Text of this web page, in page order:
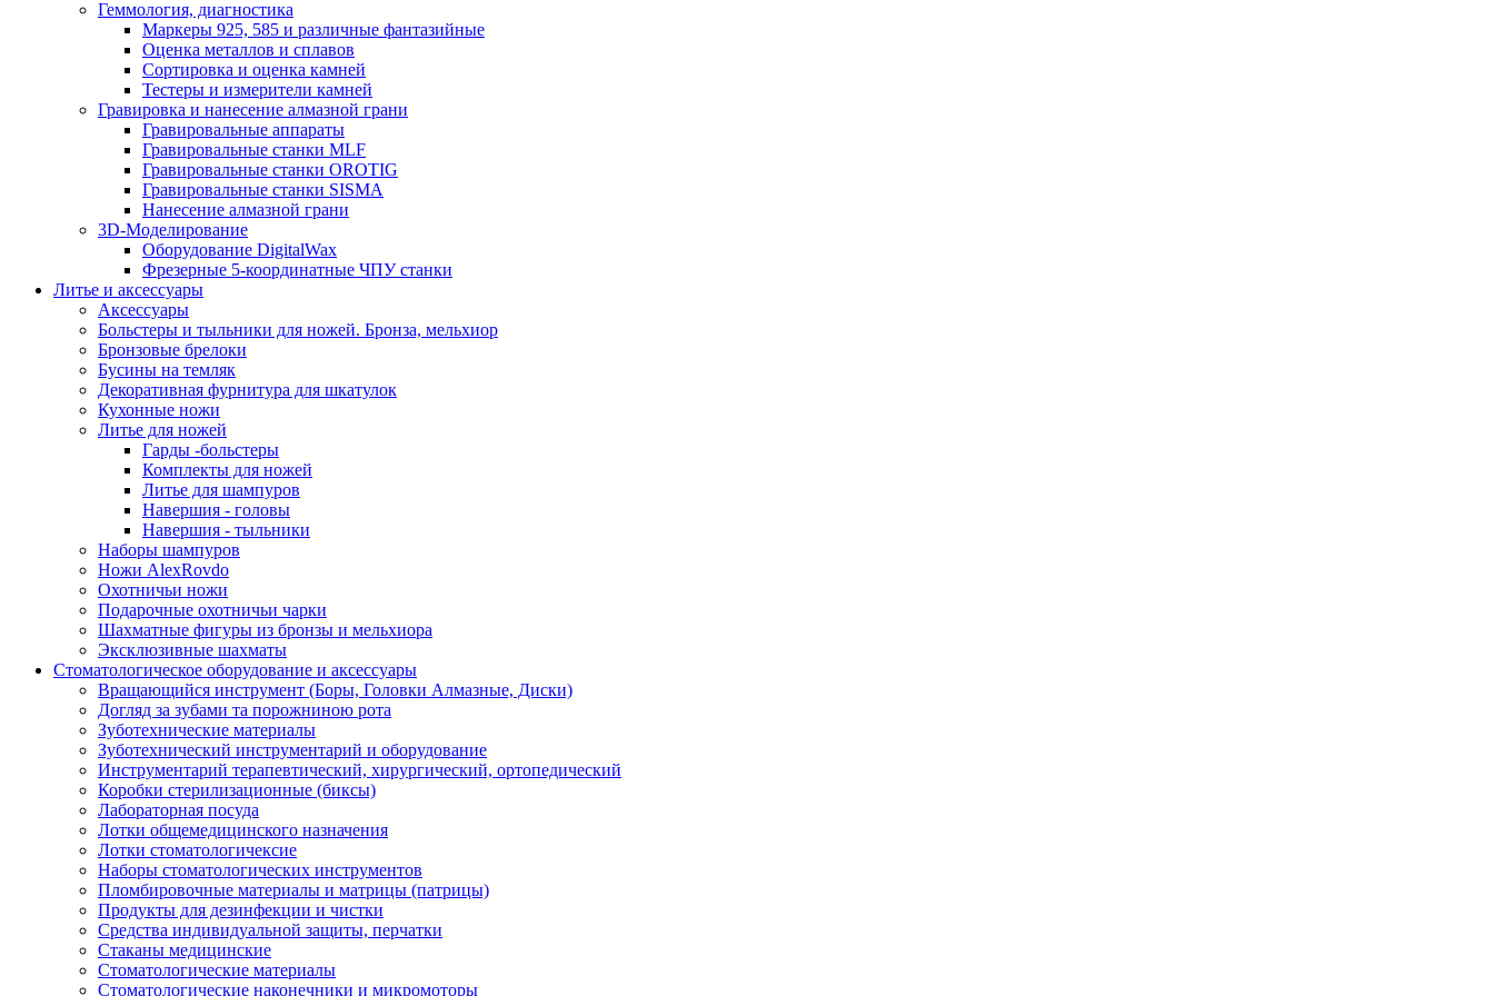
Геммология, диагностика
Маркеры 925, 585 и различные фантазийные
Оценка металлов и сплавов
Сортировка и оценка камней
Тестеры и измерители камней
Гравировка и нанесение алмазной грани
Гравировальные аппараты
Гравировальные станки MLF
Гравировальные станки OROTIG
Гравировальные станки SISMA
Нанесение алмазной грани
3D-Моделирование
Оборудование DigitalWax
Фрезерные 5-координатные ЧПУ станки
Литье и аксессуары
Аксессуары
Больстеры и тыльники для ножей. Бронза, мельхиор
Бронзовые брелоки
Бусины на темляк
Декоративная фурнитура для шкатулок
Кухонные ножи
Литье для ножей
Гарды -больстеры
Комплекты для ножей
Литье для шампуров
Навершия - головы
Навершия - тыльники
Наборы шампуров
Ножи AlexRovdo
Охотничьи ножи
Подарочные охотничьи чарки
Шахматные фигуры из бронзы и мельхиора
Эксклюзивные шахматы
Стоматологическое оборудование и аксессуары
Вращающийся инструмент (Боры, Головки Алмазные, Диски)
Догляд за зубами та порожниною рота
Зуботехнические материалы
Зуботехнический инструментарий и оборудование
Инструментарий терапевтический, хирургический, ортопедический
Коробки стерилизационные (биксы)
Лабораторная посуда
Лотки общемедицинского назначения
Лотки стоматологичексие
Наборы стоматологических инструментов
Пломбировочные материалы и матрицы (патрицы)
Продукты для дезинфекции и чистки
Средства индивидуальной защиты, перчатки
Стаканы медицинские
Стоматологические материалы
Стоматологические наконечники и микромоторы